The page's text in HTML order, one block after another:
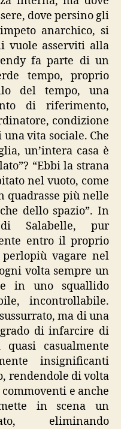
dove persino gli
anarchico, si
vuole asserviti alla
fa parte di un
tempo, proprio
del tempo, una
di riferimento,
condizione
vita sociale. Che
un’intera casa è
“Ebbi la strana
nel vuoto, come
quadrasse più nelle
dello spazio”. In
Salabelle, pur
entro il proprio
perlopiù vagare nel
volta sempre un
in uno squallido
incontrollabile.
ma di una
di infarcire di
casualmente
insignificanti
rendendole di volta
e anche
in scena un
eliminando